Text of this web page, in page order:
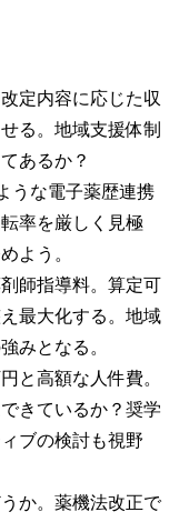
定内容に応じた収
る。地域支援体制
あるか？
うな電子薬歴連携
率を厳しく見極
よう。
師指導料。算定可
最大化する。地域
みとなる。
と高額な人件費。
きているか？奨学
ブの検討も視野
か。薬機法改正で